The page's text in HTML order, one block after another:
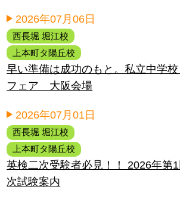
2026年07月06日
西長堀 堀江校
上本町タ陽丘校
早い準備は成功のもと。私立中学
フェア 大阪会場
2026年07月01日
西長堀 堀江校
上本町タ陽丘校
英検二次受験者必見！！ 2026年
次試験案内